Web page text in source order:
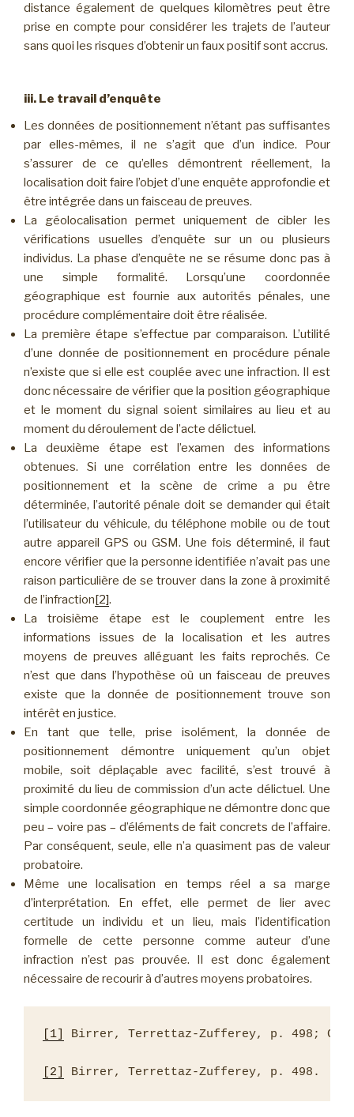
distance également de quelques kilomètres peut être
prise en compte pour considérer les trajets de l’auteur
sans quoi les risques d’obtenir un faux positif sont accrus.
iii. Le travail d’enquête
Les données de positionnement n’étant pas suffisantes
par elles-mêmes, il ne s’agit que d’un indice. Pour
s’assurer de ce qu’elles démontrent réellement, la
localisation doit faire l’objet d’une enquête approfondie et
être intégrée dans un faisceau de preuves.
La géolocalisation permet uniquement de cibler les
vérifications usuelles d’enquête sur un ou plusieurs
individus. La phase d’enquête ne se résume donc pas à
une simple formalité. Lorsqu’une coordonnée
géographique est fournie aux autorités pénales, une
procédure complémentaire doit être réalisée.
La première étape s’effectue par comparaison. L’utilité
d’une donnée de positionnement en procédure pénale
n’existe que si elle est couplée avec une infraction. Il est
donc nécessaire de vérifier que la position géographique
et le moment du signal soient similaires au lieu et au
moment du déroulement de l’acte délictuel.
La deuxième étape est l’examen des informations
obtenues. Si une corrélation entre les données de
positionnement et la scène de crime a pu être
déterminée, l’autorité pénale doit se demander qui était
l’utilisateur du véhicule, du téléphone mobile ou de tout
autre appareil GPS ou GSM. Une fois déterminé, il faut
encore vérifier que la personne identifiée n’avait pas une
raison particulière de se trouver dans la zone à proximité
de l’infraction [2].
La troisième étape est le couplement entre les
informations issues de la localisation et les autres
moyens de preuves alléguant les faits reprochés. Ce
n’est que dans l’hypothèse où un faisceau de preuves
existe que la donnée de positionnement trouve son
intérêt en justice.
En tant que telle, prise isolément, la donnée de
positionnement démontre uniquement qu’un objet
mobile, soit déplaçable avec facilité, s’est trouvé à
proximité du lieu de commission d’un acte délictuel. Une
simple coordonnée géographique ne démontre donc que
peu – voire pas – d’éléments de fait concrets de l’affaire.
Par conséquent, seule, elle n’a quasiment pas de valeur
probatoire.
Même une localisation en temps réel a sa marge
d’interprétation. En effet, elle permet de lier avec
certitude un individu et un lieu, mais l’identification
formelle de cette personne comme auteur d’une
infraction n’est pas prouvée. Il est donc également
nécessaire de recourir à d’autres moyens probatoires.
[1] Birrer, Terrettaz-Zufferey, p. 498;
[2] Birrer, Terrettaz-Zufferey, p. 498.